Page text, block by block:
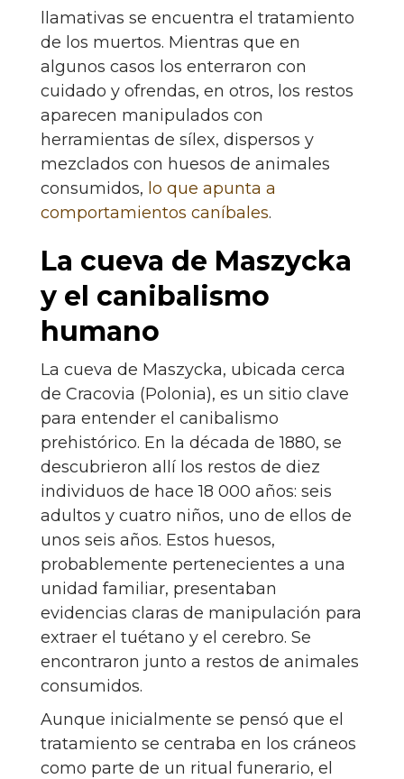
llamativas se encuentra el tratamiento
de los muertos. Mientras que en
algunos casos los enterraron con
cuidado y ofrendas, en otros, los restos
aparecen manipulados con
herramientas de sílex, dispersos y
mezclados con huesos de animales
consumidos, lo que apunta a
comportamientos caníbales.
La cueva de Maszycka
y el canibalismo
humano
La cueva de Maszycka, ubicada cerca
de Cracovia (Polonia), es un sitio clave
para entender el canibalismo
prehistórico. En la década de 1880, se
descubrieron allí los restos de diez
individuos de hace 18 000 años: seis
adultos y cuatro niños, uno de ellos de
unos seis años. Estos huesos,
probablemente pertenecientes a una
unidad familiar, presentaban
evidencias claras de manipulación para
extraer el tuétano y el cerebro. Se
encontraron junto a restos de animales
consumidos.
Aunque inicialmente se pensó que el
tratamiento se centraba en los cráneos
como parte de un ritual funerario, el